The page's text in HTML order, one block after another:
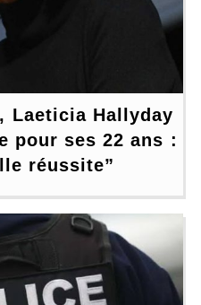
Laeticia Hallyday
pour ses 22 ans :
réussite”